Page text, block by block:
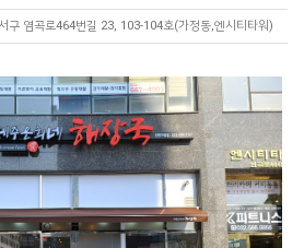
구 염곡로464번길 23, 103-104호(가정동,엔시티타워)